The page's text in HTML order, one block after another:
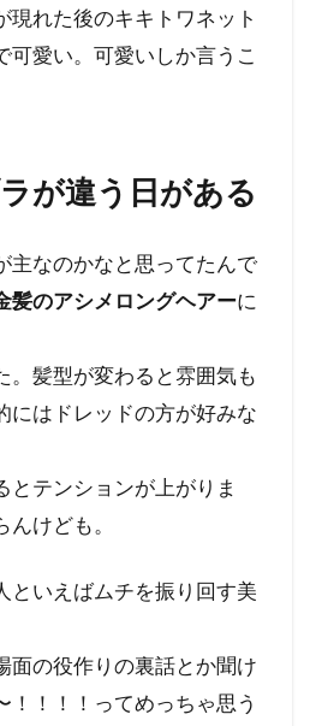
現れた後のキキトワネット
可愛い。可愛いしか言うこ
が違う日がある
主なのかなと思ってたんで
髪のアシメロングヘアーに
。髪型が変わると雰囲気も
にはドレッドの方が好みな
とテンションが上がりま
けども。
といえばムチを振り回す美
面の役作りの裏話とか聞け
！！！！ってめっちゃ思う